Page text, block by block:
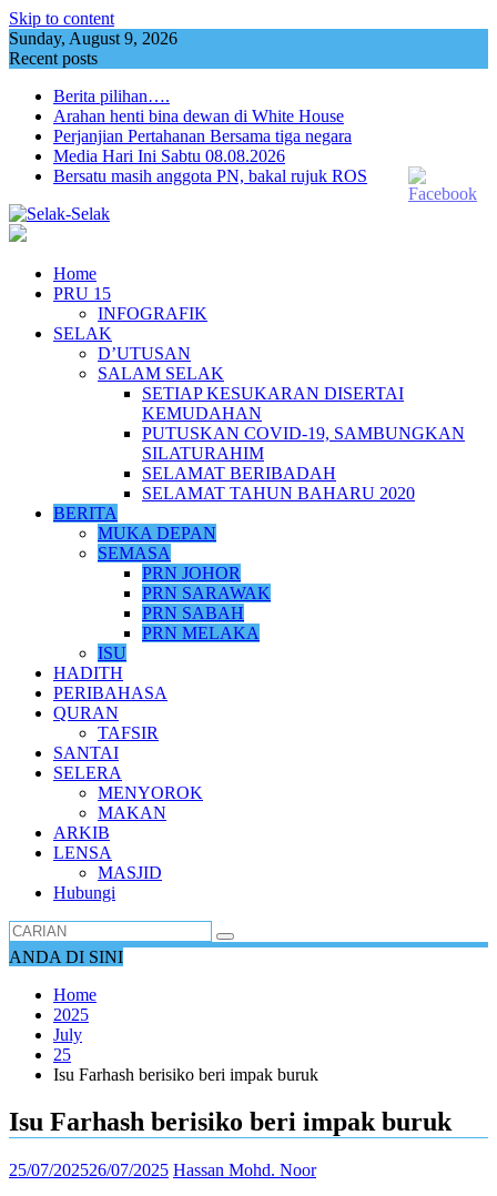
Skip to content
Sunday, August 9, 2026
Recent posts
Berita pilihan….
Arahan henti bina dewan di White House
Perjanjian Pertahanan Bersama tiga negara
Media Hari Ini Sabtu 08.08.2026
Bersatu masih anggota PN, bakal rujuk ROS
Home
PRU 15
INFOGRAFIK
SELAK
D’UTUSAN
SALAM SELAK
SETIAP KESUKARAN DISERTAI
KEMUDAHAN
PUTUSKAN COVID-19, SAMBUNGKAN
SILATURAHIM
SELAMAT BERIBADAH
SELAMAT TAHUN BAHARU 2020
BERITA
MUKA DEPAN
SEMASA
PRN JOHOR
PRN SARAWAK
PRN SABAH
PRN MELAKA
ISU
HADITH
PERIBAHASA
QURAN
TAFSIR
SANTAI
SELERA
MENYOROK
MAKAN
ARKIB
LENSA
MASJID
Hubungi
ANDA DI SINI
Home
2025
July
25
Isu Farhash berisiko beri impak buruk
Isu Farhash berisiko beri impak buruk
25/07/202526/07/2025 Hassan Mohd. Noor